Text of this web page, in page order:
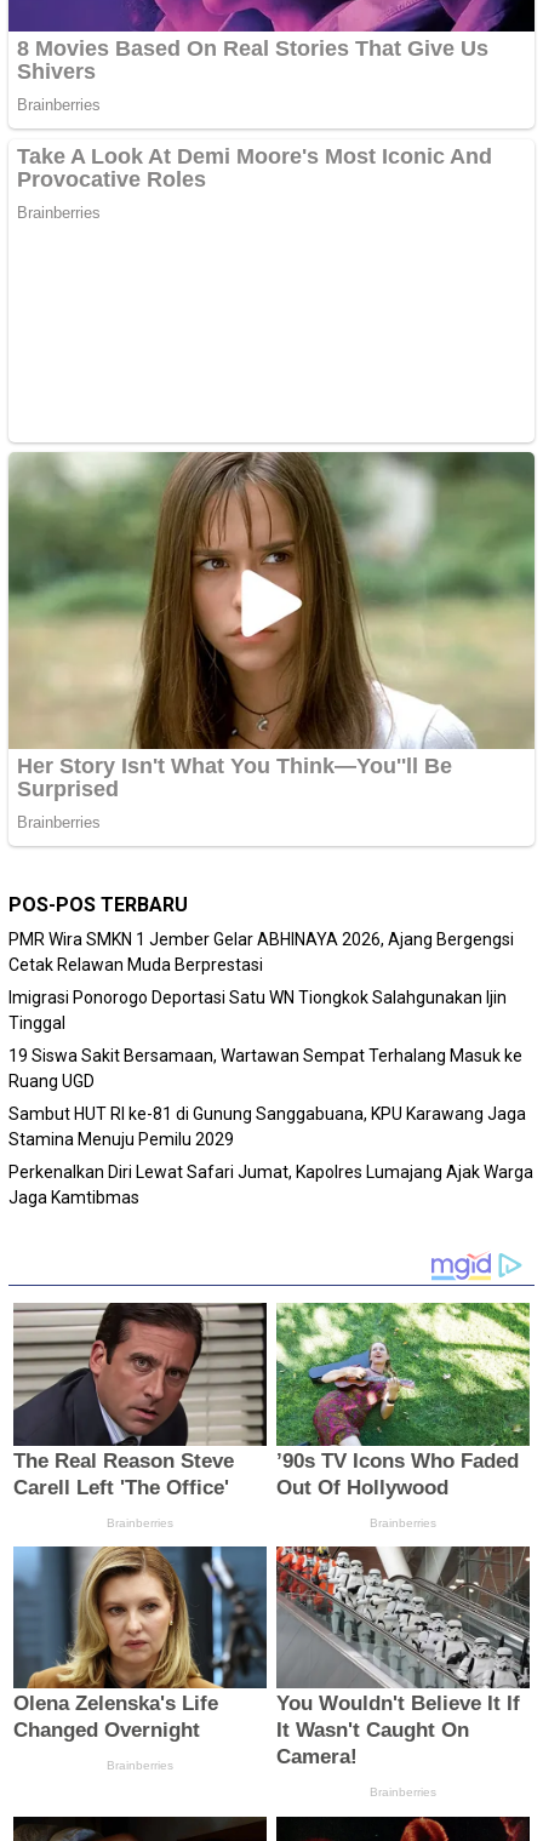
POS-POS TERBARU
PMR Wira SMKN 1 Jember Gelar ABHINAYA 2026, Ajang Bergengsi
Cetak Relawan Muda Berprestasi
Imigrasi Ponorogo Deportasi Satu WN Tiongkok Salahgunakan Ijin
Tinggal
19 Siswa Sakit Bersamaan, Wartawan Sempat Terhalang Masuk ke
Ruang UGD
Sambut HUT RI ke-81 di Gunung Sanggabuana, KPU Karawang Jaga
Stamina Menuju Pemilu 2029
Perkenalkan Diri Lewat Safari Jumat, Kapolres Lumajang Ajak Warga
Jaga Kamtibmas